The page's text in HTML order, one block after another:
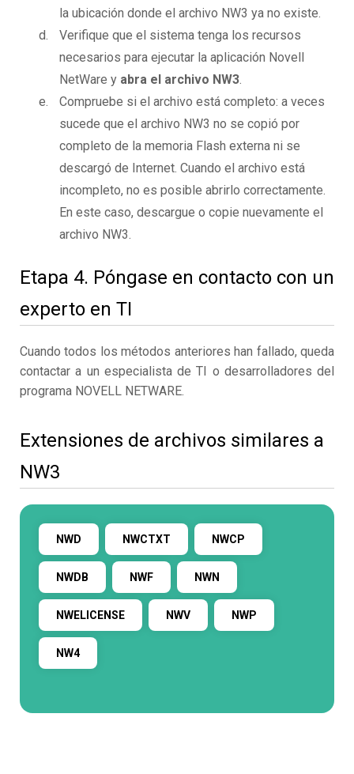
la ubicación donde el archivo NW3 ya no existe.
Verifique que el sistema tenga los recursos
necesarios para ejecutar la aplicación Novell
NetWare y abra el archivo NW3.
Compruebe si el archivo está completo: a veces
sucede que el archivo NW3 no se copió por
completo de la memoria Flash externa ni se
descargó de Internet. Cuando el archivo está
incompleto, no es posible abrirlo correctamente.
En este caso, descargue o copie nuevamente el
archivo NW3.
Etapa 4. Póngase en contacto con un
experto en TI
Cuando todos los métodos anteriores han fallado, queda
contactar a un especialista de TI o desarrolladores del
programa NOVELL NETWARE.
Extensiones de archivos similares a
NW3
NWD NWCTXT NWCP
NWDB NWF NWN
NWELICENSE NWV NWP
NW4